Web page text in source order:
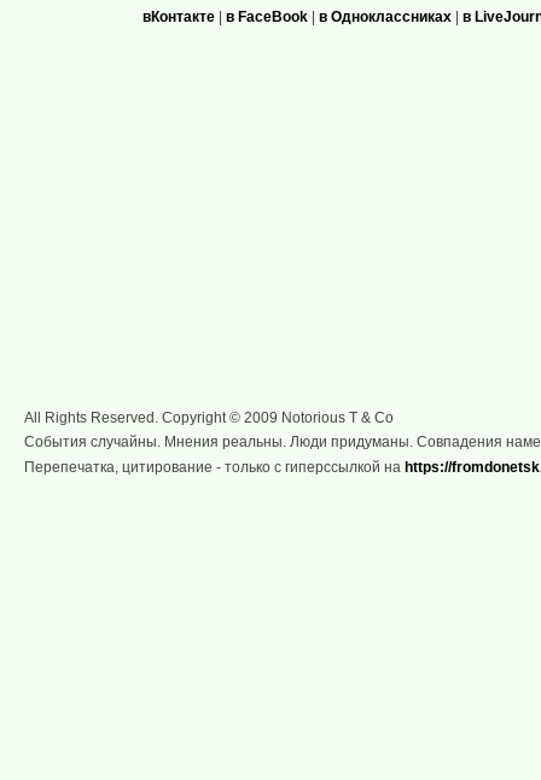
вКонтакте | в FaceBook | в Одноклассниках | в
All Rights Reserved. Copyright © 2009 Notorious T & Co
События случайны. Мнения реальны. Люди придуманы. Совпадения
Перепечатка, цитирование - только с гиперссылкой на https://